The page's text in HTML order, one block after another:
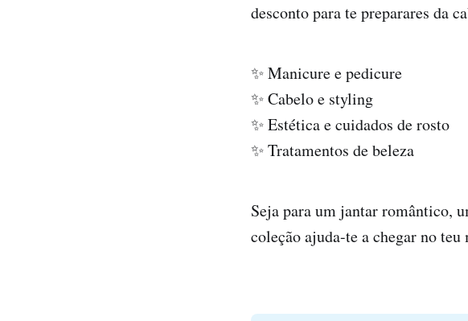
desconto para te preparares da
✨ Manicure e pedicure
✨ Cabelo e styling
✨ Estética e cuidados de rosto
✨ Tratamentos de beleza
Seja para um jantar romântico,
coleção ajuda-te a chegar no